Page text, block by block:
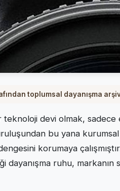
toplumsal dayanışma
teknoloji devi olmak, sadece
bu yana kurumsal
korumaya
dayanışma ruhu,